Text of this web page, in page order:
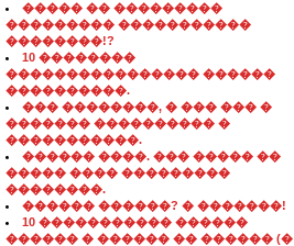
����� �� ���������
��������� �����������
��������!?
10 ��������
���������������� ������
����������.
��� ��������, � ��� ��� �
������� ���������� �
�����������.
������ ����. ��� ����� ��
����� ���� ���������
��������.
������ ������? � �������!
10 ����������� ������
������ � ������ �� ������ (�